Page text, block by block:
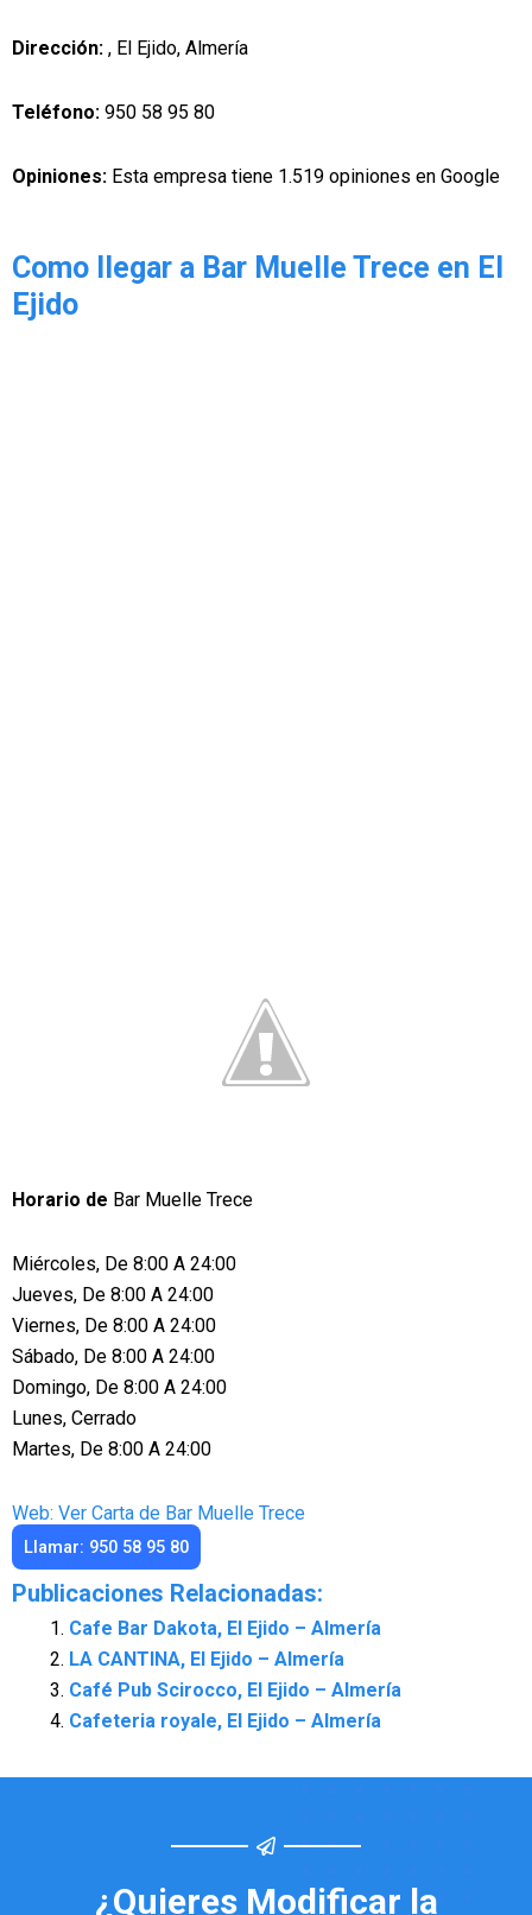
Dirección: , El Ejido, Almería
Teléfono: 950 58 95 80
Opiniones: Esta empresa tiene 1.519 opiniones en Google
Como llegar a Bar Muelle Trece en El
Ejido
Horario de Bar Muelle Trece
Miércoles, De 8:00 A 24:00
Jueves, De 8:00 A 24:00
Viernes, De 8:00 A 24:00
Sábado, De 8:00 A 24:00
Domingo, De 8:00 A 24:00
Lunes, Cerrado
Martes, De 8:00 A 24:00
Web: Ver Carta de Bar Muelle Trece
Llamar: 950 58 95 80
Publicaciones Relacionadas:
Cafe Bar Dakota, El Ejido – Almería
LA CANTINA, El Ejido – Almería
Café Pub Scirocco, El Ejido – Almería
Cafeteria royale, El Ejido – Almería
¿Quieres Modificar la